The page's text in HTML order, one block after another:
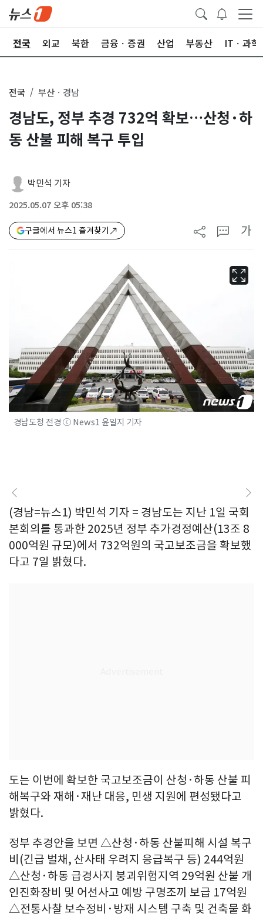
전국 외교 북한 금융ㆍ증권 산업 부동산 ITㆍ과학
전국 부산ㆍ경남
경남도, 정부 추경 732억 확보…산청·하
동 산불 피해 복구 투입
박민석 기자
2025.05.07 오후 05:38
구글에서 뉴스1 즐겨찾기 가
경남도청 전경 ⓒ News1 윤일지 기자
(경남=뉴스1) 박민석 기자 = 경남도는 지난 1일 국회
본회의를 통과한 2025년 정부 추가경정예산(13조 8
000억원 규모)에서 732억원의 국고보조금을 확보했
다고 7일 밝혔다.
도는 이번에 확보한 국고보조금이 산청·하동 산불 피
해복구와 재해·재난 대응, 민생 지원에 편성됐다고
밝혔다.
정부 추경안을 보면 △산청·하동 산불피해 시설 복구
비(긴급 벌채, 산사태 우려지 응급복구 등) 244억원
△산청·하동 급경사지 붕괴위험지역 29억원 산불 개
인진화장비 및 어선사고 예방 구명조끼 보급 17억원
△전통사찰 보수정비·방재 시스템 구축 및 건축물 화